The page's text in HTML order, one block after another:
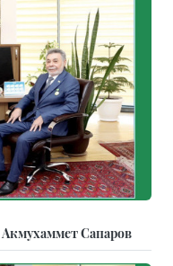
Сапаров